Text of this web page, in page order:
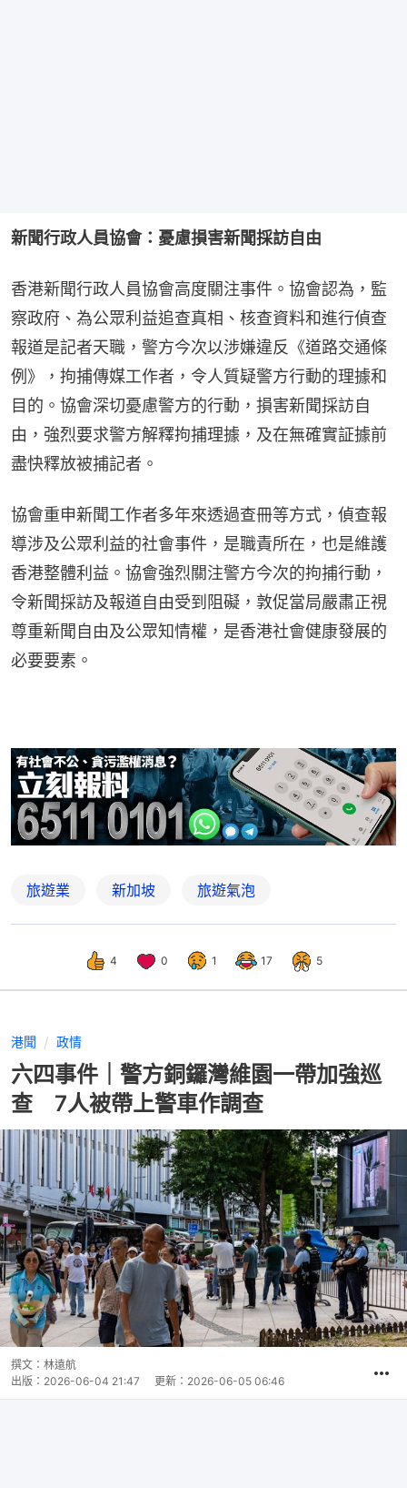
新聞行政人員協會：憂慮損害新聞採訪自由
香港新聞行政人員協會高度關注事件。協會認為，監
察政府、為公眾利益追查真相、核查資料和進行偵查
報道是記者天職，警方今次以涉嫌違反《道路交通條
例》，拘捕傳媒工作者，令人質疑警方行動的理據和
目的。協會深切憂慮警方的行動，損害新聞採訪自
由，強烈要求警方解釋拘捕理據，及在無確實証據前
盡快釋放被捕記者。
協會重申新聞工作者多年來透過查冊等方式，偵查報
導涉及公眾利益的社會事件，是職責所在，也是維護
香港整體利益。協會強烈關注警方今次的拘捕行動，
令新聞採訪及報道自由受到阻礙，敦促當局嚴肅正視
尊重新聞自由及公眾知情權，是香港社會健康發展的
必要要素。
旅遊業 新加坡 旅遊氣泡
4 0 1 17 5
港聞 政情
六四事件｜警方銅鑼灣維園一帶加強巡
查 7人被帶上警車作調查
撰文： 林遠航
出版： 2026-06-04 21:47 更新： 2026-06-05 06:46